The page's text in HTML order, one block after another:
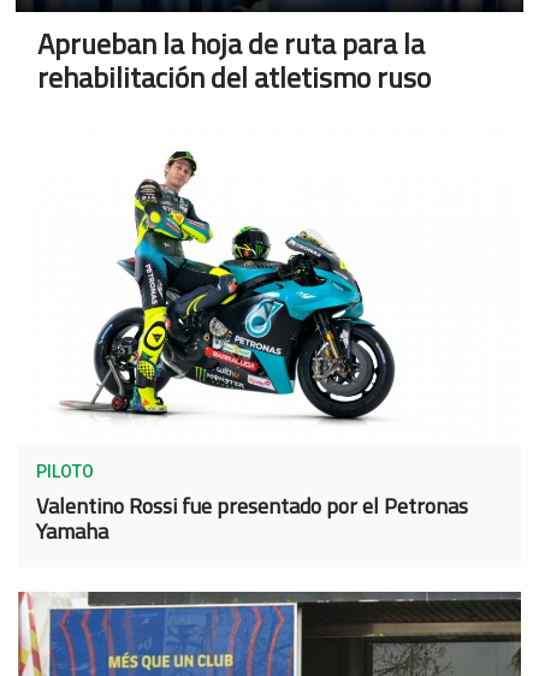
Aprueban la hoja de ruta para la
rehabilitación del atletismo ruso
PILOTO
Valentino Rossi fue presentado por el Petronas
Yamaha